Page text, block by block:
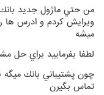
من حتي ماژول جديد
ويرايش كردم و ادرس ها
ميشه
لطفا بفرماييد براي حل
چون پشتيباني بانك ميگه
تماس بگيرن